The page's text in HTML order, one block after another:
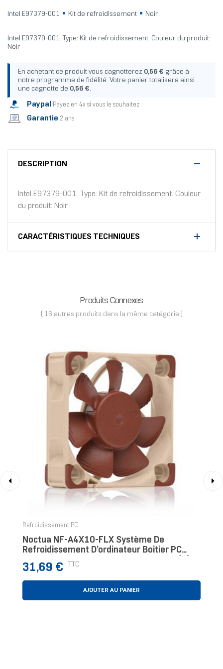
Intel E97379-001 Kit de refroidissement Noir
Intel E97379-001. Type: Kit de refroidissement. Couleur du produit:
Noir
En achetant ce produit vous cagnotterez 0,56 € grâce à
notre programme de fidélité. Votre panier totalisera ainsi
une cagnotte de 0,56 €.
Paypal Payez en 4x si vous le souhaitez
Garantie 2 ans
DESCRIPTION
Intel E97379-001. Type: Kit de refroidissement. Couleur
du produit: Noir
CARACTÉRISTIQUES TECHNIQUES
Produits Connexes
( 16 autres produits dans la même catégorie )
Refroidissement PC
Noctua NF-A4X10-FLX Système De
Refroidissement D’ordinateur Boitier PC
Ventilateur 4 Cm Beige, Marron 1 Pièce(s)
Prix
31,69 € TTC
AJOUTER AU PANIER